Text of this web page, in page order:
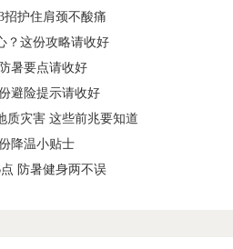
护住肩颈不酸痛
？这份攻略请收好
暑要点请收好
避险提示请收好
质灾害 这些前兆要知道
降温小贴士
防暑健身两不误